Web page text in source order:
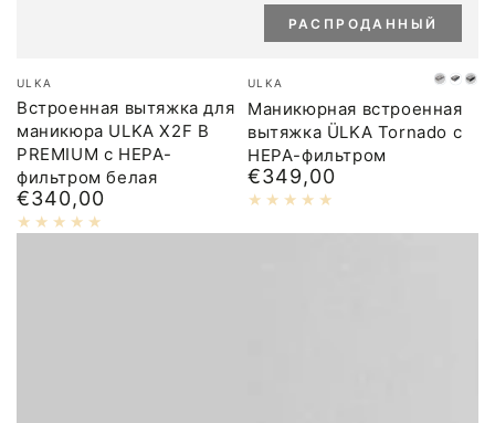
Бренд:
ULKA
Встроенная вытяжка для
маникюра ULKA X2F B
PREMIUM с HEPA-
фильтром белая
Обычная
цена
€340,00
Бренд:
ULKA WitGrijs
Маникюрная встроенная
вытяжка ÜLKA Tornado с
HEPA-фильтром
Обычная
цена
€349,00
РАСПРОДАННЫЙ